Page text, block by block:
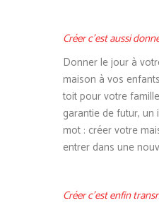
Créer c’est aussi
Donner le jour à
maison à vos
toit pour votre
garantie de futur, un
mot : créer votre
entrer dans une
Créer c’est enfin